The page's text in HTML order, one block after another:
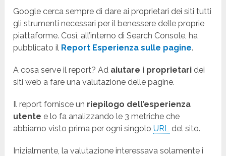
Google cerca sempre di dare ai proprietari dei siti tutti
gli strumenti necessari per il benessere delle proprie
piattaforme. Così, all’interno di Search Console, ha
pubblicato il Report Esperienza sulle pagine.
A cosa serve il report? Ad aiutare i proprietari dei
siti web a fare una valutazione delle pagine.
Il report fornisce un riepilogo dell’esperienza
utente e lo fa analizzando le 3 metriche che
abbiamo visto prima per ogni singolo URL del sito.
Inizialmente, la valutazione interessava solamente i